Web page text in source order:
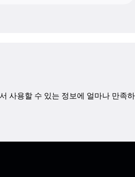
사용할 수 있는 정보에 얼마나 만족하